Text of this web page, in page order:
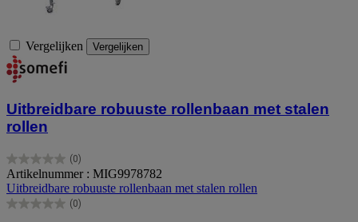
Vergelijken Vergelijken
Uitbreidbare robuuste rollenbaan met stalen
rollen
(0)
0.0
van
de
5
Artikelnummer : MIG9978782
Uitbreidbare robuuste rollenbaan met stalen rollen
(0)
0.0